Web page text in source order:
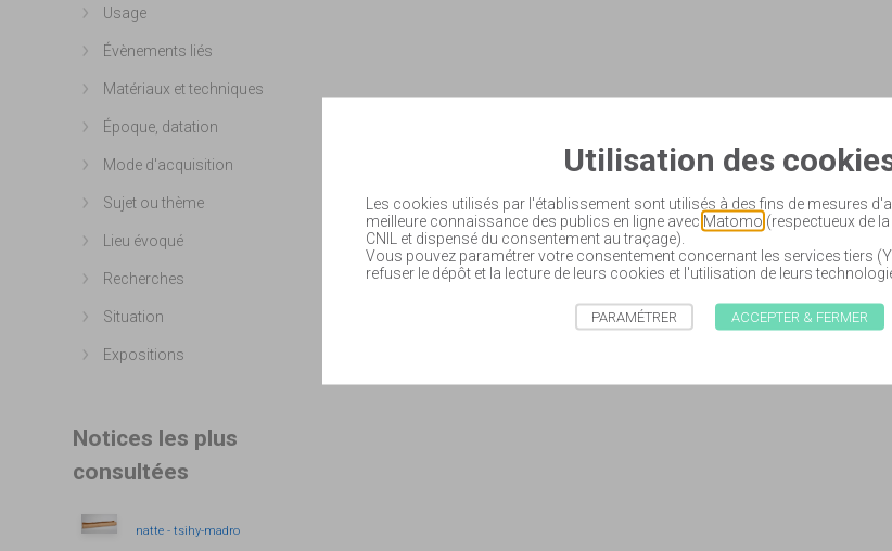
Afficher plus
Usage
Afficher plus
Évènements liés
Afficher plus
Matériaux et techniques
Afficher plus
Époque, datation
Afficher plus
Mode d'acquisition
Afficher plus
Sujet ou thème
Afficher plus
Lieu évoqué
Afficher plus
Recherches
Afficher plus
Situation
Afficher plus
Expositions
Notices les plus
consultées
natte - tsihy-madro
Utilisation des
Les cookies utilisés par l'établissement sont utilisés à des fins de mesures
meilleure connaissance des publics en ligne avec Matomo (respectueux de
CNIL et dispensé du consentement au traçage).
Vous pouvez paramétrer votre consentement concernant les services tiers
refuser le dépôt et la lecture de leurs cookies et l'utilisation de leurs
PARAMÉTRER ACCEPTER & FERMER